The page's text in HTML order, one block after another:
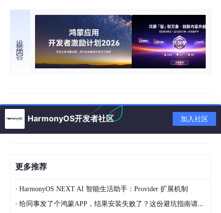
推荐内容
HarmonyOS开发者社区 加入社区
更多推荐
· HarmonyOS NEXT AI 智能生活助手：Provider 扩展机制
· 给同事发了个鸿蒙APP，结果安装失败了？这份避坑指南请收好